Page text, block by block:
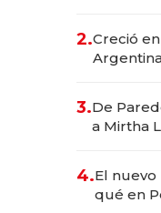
2.Creció
las
3.De
a Mirtha
4.El
qué en